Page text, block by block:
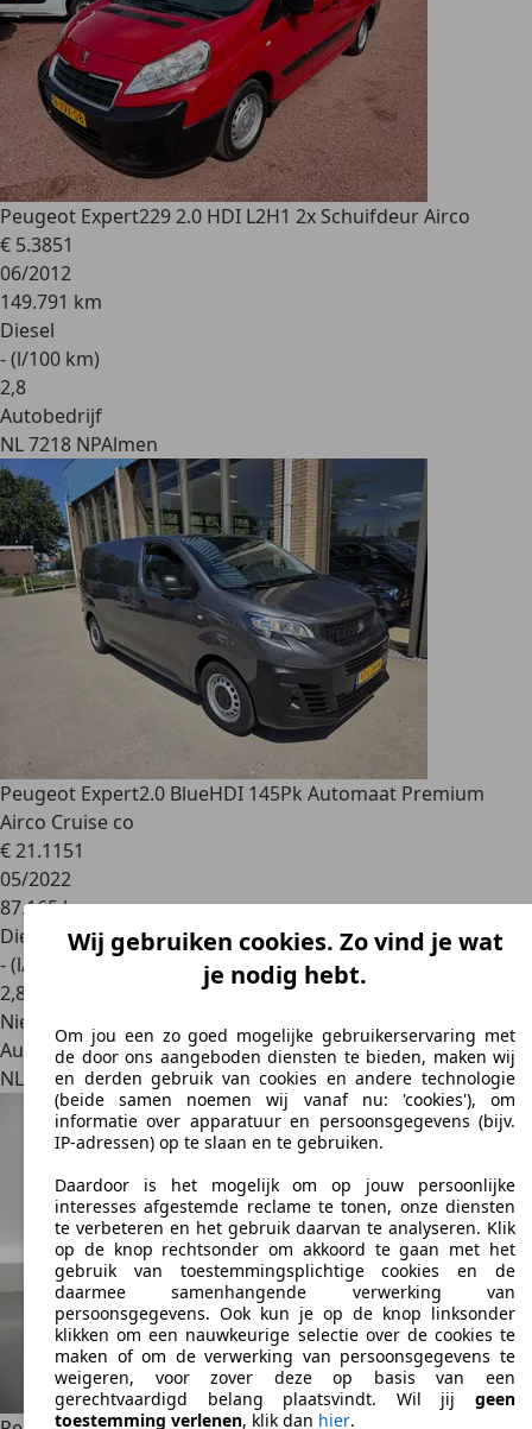
Peugeot Expert229 2.0 HDI L2H1 2x Schuifdeur Airco
€ 5.3851
06/2012
149.791 km
Diesel
- (l/100 km)
2,8
Autobedrijf
NL 7218 NPAlmen
Peugeot Expert2.0 BlueHDI 145Pk Automaat Premium
Airco Cruise co
€ 21.1151
05/2022
87.165 km
Diesel
- (l/100 km)
2,8
Nieuw
Autobedrijf
NL 2913 LPNieuwerkerk Aan Den Ijssel
Wij gebruiken cookies. Zo vind je wat
je nodig hebt.
Om jou een zo goed mogelijke gebruikerservaring met
de door ons aangeboden diensten te bieden, maken wij
en derden gebruik van cookies en andere technologie
(beide samen noemen wij vanaf nu: 'cookies'), om
informatie over apparatuur en persoonsgegevens (bijv.
IP-adressen) op te slaan en te gebruiken.
Daardoor is het mogelijk om op jouw persoonlijke
interesses afgestemde reclame te tonen, onze diensten
te verbeteren en het gebruik daarvan te analyseren. Klik
op de knop rechtsonder om akkoord te gaan met het
gebruik van toestemmingsplichtige cookies en de
daarmee samenhangende verwerking van
persoonsgegevens. Ook kun je op de knop linksonder
klikken om een nauwkeurige selectie over de cookies te
maken of om de verwerking van persoonsgegevens te
weigeren, voor zover deze op basis van een
gerechtvaardigd belang plaatsvindt. Wil jij geen
toestemming verlenen, klik dan hier.